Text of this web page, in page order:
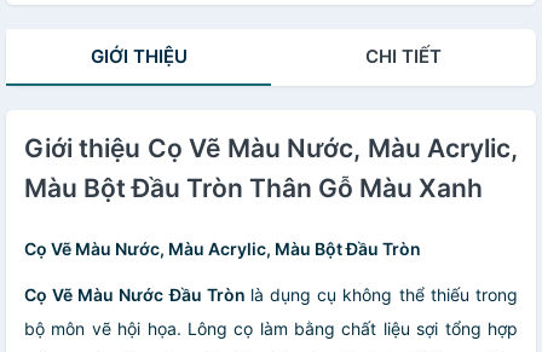
GIỚI THIỆU CHI TIẾT
Giới thiệu Cọ Vẽ Màu Nước, Màu Acrylic,
Màu Bột Đầu Tròn Thân Gỗ Màu Xanh
Cọ Vẽ Màu Nước, Màu Acrylic, Màu Bột Đầu Tròn
Cọ Vẽ Màu Nước Đầu Tròn là dụng cụ không thể thiếu trong
bộ môn vẽ hội họa. Lông cọ làm bằng chất liệu sợi tổng hợp